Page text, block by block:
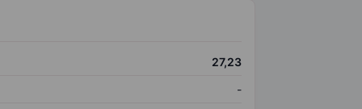
27,23
-